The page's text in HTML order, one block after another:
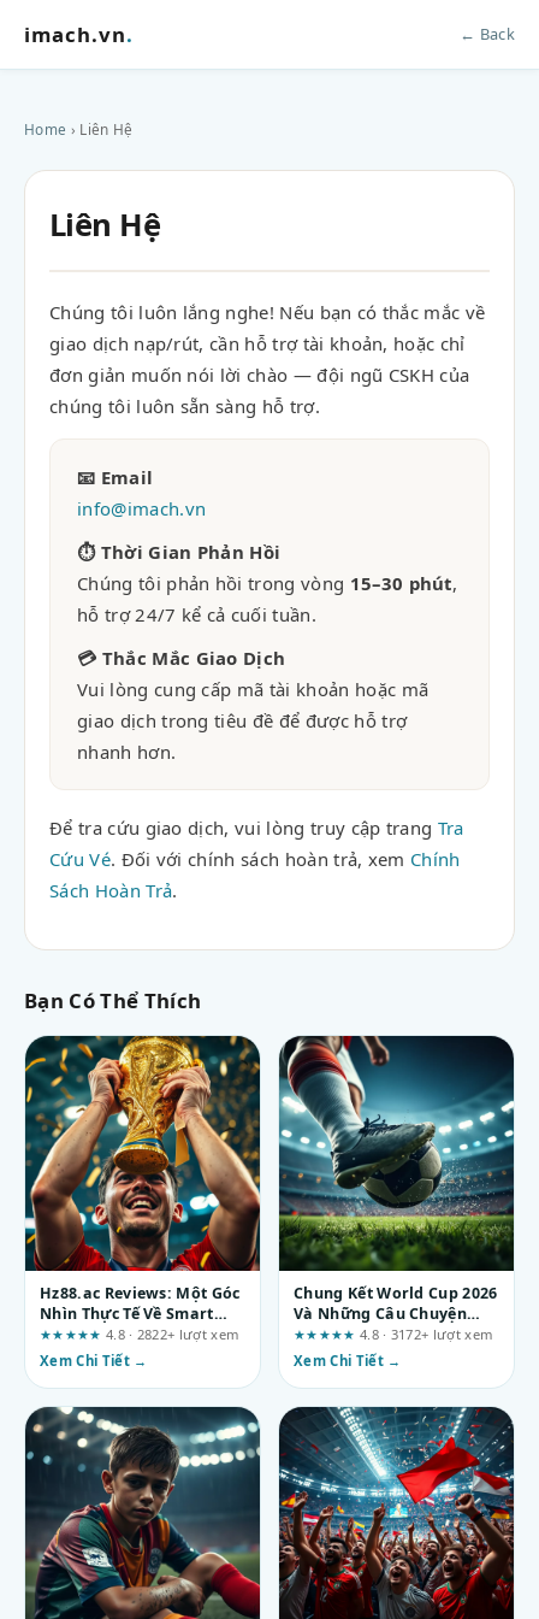
imach.vn. ← Back
Home › Liên Hệ
Liên Hệ
Chúng tôi luôn lắng nghe! Nếu bạn có thắc mắc về
giao dịch nạp/rút, cần hỗ trợ tài khoản, hoặc chỉ
đơn giản muốn nói lời chào — đội ngũ CSKH của
chúng tôi luôn sẵn sàng hỗ trợ.
📧 Email
info@imach.vn
⏱ Thời Gian Phản Hồi
Chúng tôi phản hồi trong vòng 15–30 phút,
hỗ trợ 24/7 kể cả cuối tuần.
💳 Thắc Mắc Giao Dịch
Vui lòng cung cấp mã tài khoản hoặc mã
giao dịch trong tiêu đề để được hỗ trợ
nhanh hơn.
Để tra cứu giao dịch, vui lòng truy cập trang Tra
Cứu Vé. Đối với chính sách hoàn trả, xem Chính
Sách Hoàn Trả.
Bạn Có Thể Thích
Hz88.ac Reviews: Một Góc
Nhìn Thực Tế Về Smart
Gaming Hall Solutions
★★★★★ 4.8 · 2822+ lượt xem
Xem Chi Tiết →
Chung Kết World Cup 2026
Và Những Câu Chuyện
Xung Quanh Trận Đấu
★★★★★ 4.8 · 3172+ lượt xem
Xem Chi Tiết →